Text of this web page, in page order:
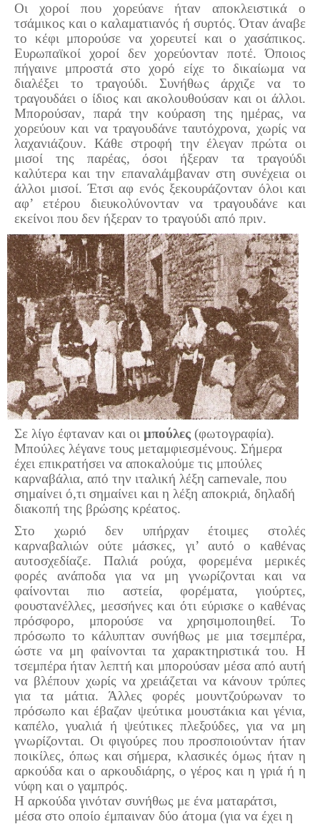
Οι χοροί που χορεύανε ήταν αποκλειστικά ο
τσάμικος και ο καλαματιανός ή συρτός. Όταν άναβε
το κέφι μπορούσε να χορευτεί και ο χασάπικος.
Ευρωπαϊκοί χοροί δεν χορεύονταν ποτέ. Όποιος
πήγαινε μπροστά στο χορό είχε το δικαίωμα να
διαλέξει το τραγούδι. Συνήθως άρχιζε να το
τραγουδάει ο ίδιος και ακολουθούσαν και οι άλλοι.
Μπορούσαν, παρά την κούραση της ημέρας, να
χορεύουν και να τραγουδάνε ταυτόχρονα, χωρίς να
λαχανιάζουν. Κάθε στροφή την έλεγαν πρώτα οι
μισοί της παρέας, όσοι ήξεραν τα τραγούδι
καλύτερα και την επαναλάμβαναν στη συνέχεια οι
άλλοι μισοί. Έτσι αφ ενός ξεκουράζονταν όλοι και
αφ’ ετέρου διευκολύνονταν να τραγουδάνε και
εκείνοι που δεν ήξεραν το τραγούδι από πριν.
Σε λίγο έφταναν και οι μπούλες (φωτογραφία).
Μπούλες λέγανε τους μεταμφιεσμένους. Σήμερα
έχει επικρατήσει να αποκαλούμε τις μπούλες
καρναβάλια, από την ιταλική λέξη carnevale, που
σημαίνει ό,τι σημαίνει και η λέξη αποκριά, δηλαδή
διακοπή της βρώσης κρέατος.
Στο χωριό δεν υπήρχαν έτοιμες στολές
καρναβαλιών ούτε μάσκες, γι’ αυτό ο καθένας
αυτοσχεδίαζε. Παλιά ρούχα, φορεμένα μερικές
φορές ανάποδα για να μη γνωρίζονται και να
φαίνονται πιο αστεία, φορέματα, γιούρτες,
φουστανέλλες, μεσσήνες και ότι εύρισκε ο καθένας
πρόσφορο, μπορούσε να χρησιμοποιηθεί. Το
πρόσωπο το κάλυπταν συνήθως με μια τσεμπέρα,
ώστε να μη φαίνονται τα χαρακτηριστικά του. Η
τσεμπέρα ήταν λεπτή και μπορούσαν μέσα από αυτή
να βλέπουν χωρίς να χρειάζεται να κάνουν τρύπες
για τα μάτια. Άλλες φορές μουντζούρωναν το
πρόσωπο και έβαζαν ψεύτικα μουστάκια και γένια,
καπέλο, γυαλιά ή ψεύτικες πλεξούδες, για να μη
γνωρίζονται. Οι φιγούρες που προσποιούνταν ήταν
ποικίλες, όπως και σήμερα, κλασικές όμως ήταν η
αρκούδα και ο αρκουδιάρης, ο γέρος και η γριά ή η
νύφη και ο γαμπρός.
Η αρκούδα γινόταν συνήθως με ένα ματαράτσι,
μέσα στο οποίο έμπαιναν δύο άτομα (για να έχει η